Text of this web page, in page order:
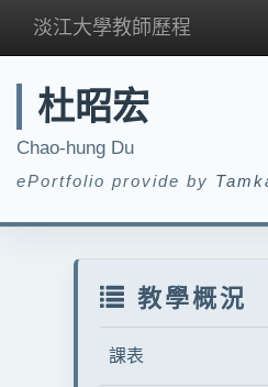
淡江大學教師歷程
杜昭宏
Chao-hung Du
ePortfolio provide by
教學概況
課表